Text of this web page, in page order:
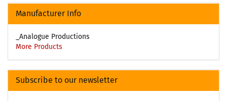
Manufacturer Info
_Analogue Productions
More Products
Subscribe to our newsletter